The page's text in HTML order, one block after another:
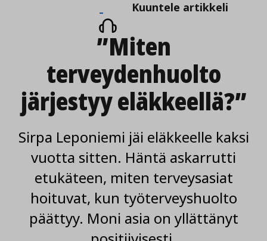
Kuuntele
artikkeli
Kuuntele artikkeli
”Miten
terveydenhuolto
järjestyy eläkkeellä?”
Sirpa Leponiemi jäi eläkkeelle kaksi
vuotta sitten. Häntä askarrutti
etukäteen, miten terveysasiat
hoituvat, kun työterveyshuolto
päättyy. Moni asia on yllättänyt